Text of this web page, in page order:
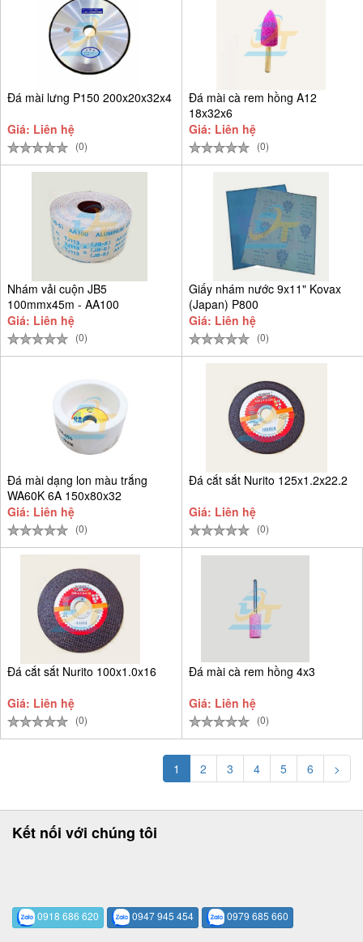
Đá mài lưng P150 200x20x32x4
Giá: Liên hệ
(0)
Đá mài cà rem hồng A12
18x32x6
Giá: Liên hệ
(0)
Nhám vải cuộn JB5
100mmx45m - AA100
Giá: Liên hệ
(0)
Giấy nhám nước 9x11" Kovax
(Japan) P800
Giá: Liên hệ
(0)
Đá mài dạng lon màu trắng
WA60K 6A 150x80x32
Giá: Liên hệ
(0)
Đá cắt sắt Nurito 125x1.2x22.2
Giá: Liên hệ
(0)
Đá cắt sắt Nurito 100x1.0x16
Giá: Liên hệ
(0)
Đá mài cà rem hồng 4x3
Giá: Liên hệ
(0)
1 2 3 4 5 6 >
Kết nối với chúng tôi
0918 686 620 0947 945 454 0979 685 660